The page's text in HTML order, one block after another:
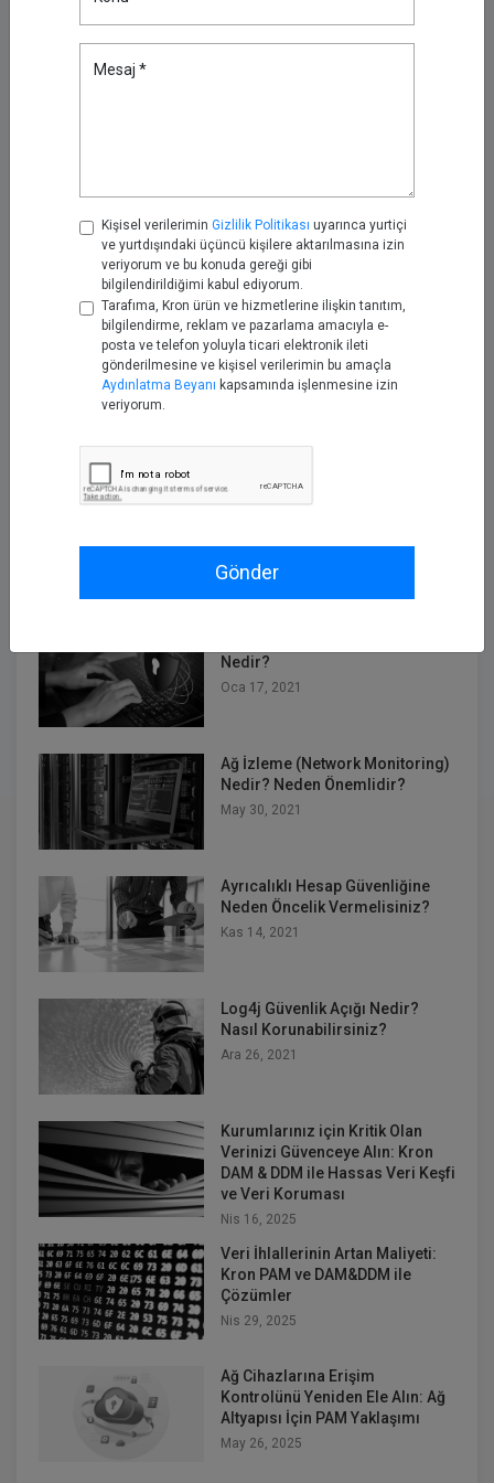
Mesaj *
Kişisel verilerimin Gizlilik Politikası uyarınca yurtiçi
ve yurtdışındaki üçüncü kişilere aktarılmasına izin
veriyorum ve bu konuda gereği gibi
bilgilendirildiğimi kabul ediyorum.
Tarafıma, Kron ürün ve hizmetlerine ilişkin tanıtım,
bilgilendirme, reklam ve pazarlama amacıyla e-
posta ve telefon yoluyla ticari elektronik ileti
gönderilmesine ve kişisel verilerimin bu amaçla
Aydınlatma Beyanı kapsamında işlenmesine izin
veriyorum.
Gönder
hayli zorlaşıyor.
bulunduran Ayrıcalıklı Erişim Yönetimi (PAM) çözümleri
bünyesinde MFA ve AAA (authorization, authentication,
accounting) ürünlerini de barındırmaktadır. Kron olarak
gelişmiş siber güvenlik protokollerini PAM, MFA, AAA
protokolleriniSingle ConnectveMarta AAAürünlerimizde
bir araya getiriyoruz.
Siz de tüm bu çözümlerden bütüncül şekilde
teknolojileri hakkında bilgi edinmek için alanlarında uzman
ÖneÇıkanlar
Nedir?
Oca 17, 2021
Ağ İzleme (Network Monitoring)
Nedir? Neden Önemlidir?
May 30, 2021
Ayrıcalıklı Hesap Güvenliğine
Neden Öncelik Vermelisiniz?
Kas 14, 2021
Log4j Güvenlik Açığı Nedir?
Nasıl Korunabilirsiniz?
Ara 26, 2021
Kurumlarınız için Kritik Olan
Verinizi Güvenceye Alın: Kron
DAM & DDM ile Hassas Veri Keşfi
ve Veri Koruması
Nis 16, 2025
Veri İhlallerinin Artan Maliyeti:
Kron PAM ve DAM&DDM ile
Çözümler
Nis 29, 2025
Ağ Cihazlarına Erişim
Kontrolünü Yeniden Ele Alın: Ağ
Altyapısı İçin PAM Yaklaşımı
May 26, 2025